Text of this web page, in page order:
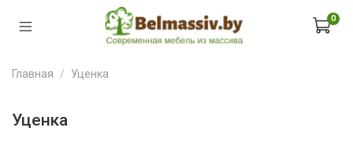
0
Главная Уценка
Уценка